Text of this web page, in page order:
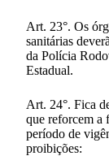
Art. 23°. Os
sanitárias
da Polícia
Estadual.
Art. 24°. Fica
que reforcem a
período de
proibições: